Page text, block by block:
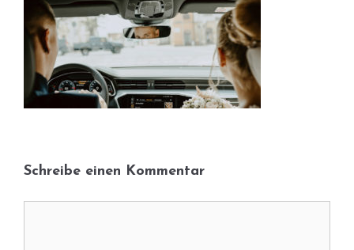
Schreibe einen Kommentar